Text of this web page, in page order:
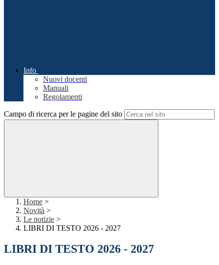
Info
Nuovi docenti
Manuali
Regolamenti
Campo di ricerca per le pagine del sito
Home >
Novità >
Le notizie >
LIBRI DI TESTO 2026 - 2027
LIBRI DI TESTO 2026 - 2027